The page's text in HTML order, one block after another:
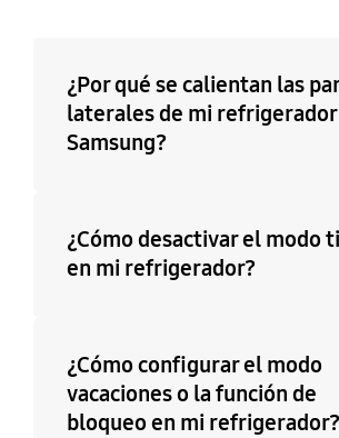
¿Por qué se calientan las
laterales de mi refrigerador
Samsung?
¿Cómo desactivar el modo
en mi refrigerador?
¿Cómo configurar el modo
vacaciones o la función de
bloqueo en mi refrigerador?